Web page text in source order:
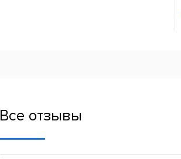
Все отзывы